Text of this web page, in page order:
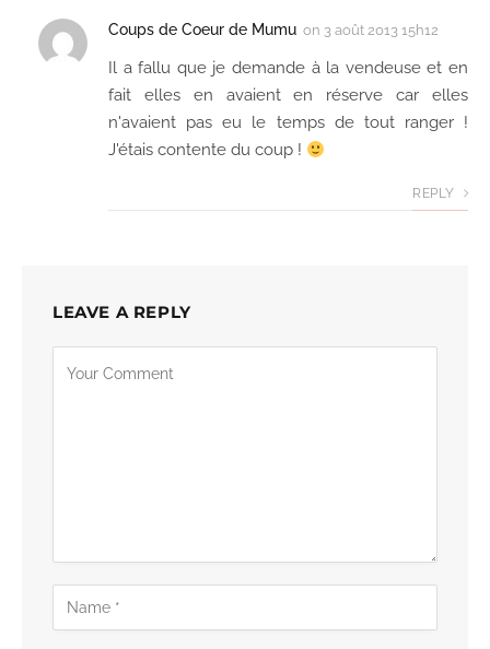
Coups de Coeur de Mumu on 3 août 2013 15h12
Il a fallu que je demande à la vendeuse et en
fait elles en avaient en réserve car elles
n'avaient pas eu le temps de tout ranger !
J'étais contente du coup !
REPLY
LEAVE A REPLY